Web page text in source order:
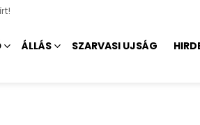
ÁLLÁS SZARVASI UJSÁG